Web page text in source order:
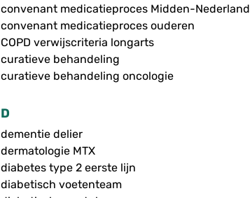
convenant medicatieproces Midden-Nederland
convenant medicatieproces ouderen
COPD verwijscriteria longarts
curatieve behandeling
curatieve behandeling oncologie
D
dementie delier
dermatologie MTX
diabetes type 2 eerste lijn
diabetisch voetenteam